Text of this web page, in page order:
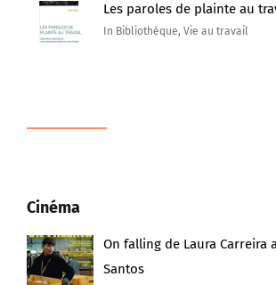
Les paroles de plainte au
In Bibliothèque, Vie au travail
Cinéma
On falling de Laura Carreira
Santos